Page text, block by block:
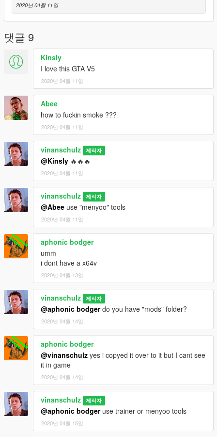
2020년 04월 11일
댓글 9
Kinsly
I love this GTA V5
2020년 04월 11일
Abee
how to fuckin smoke ???
2020년 04월 11일
vinanschulz 제작자
@Kinsly 🔥🔥🔥
2020년 04월 11일
vinanschulz 제작자
@Abee use "menyoo" tools
2020년 04월 11일
aphonic bodger
umm
i dont have a x64v
2020년 04월 13일
vinanschulz 제작자
@aphonic bodgerdo you have "mods" folder?
2020년 04월 14일
aphonic bodger
@vinanschulz yes i copyed it over to it but I cant see
it in game
2020년 04월 14일
vinanschulz 제작자
@aphonic bodgeruse trainer or menyoo tools
2020년 04월 15일